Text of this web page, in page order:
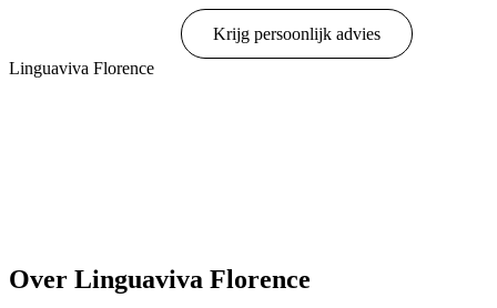
Krijg persoonlijk advies
Linguaviva Florence
Over Linguaviva Florence